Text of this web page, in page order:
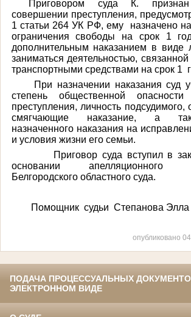
Приговором суда К.
совершении преступления,
1 статьи 264 УК РФ, ему назначено
ограничения свободы на срок 1
дополнительным наказанием в виде
заниматься деятельностью,
транспортными средствами на срок 1
При назначении наказания суд
степень общественной опасности
преступления, личность подсудимого,
смягчающие наказание, а
назначенного наказания на
и условия жизни его семьи.
Приговор суда вступил в
основании апелляционного
Белгородского областного суда.
Помощник судьи Степанова Элла
опубликовано
ПОДАЧА ПРОЦЕССУАЛЬНЫХ
ЭЛЕКТРОННОМ ВИДЕ